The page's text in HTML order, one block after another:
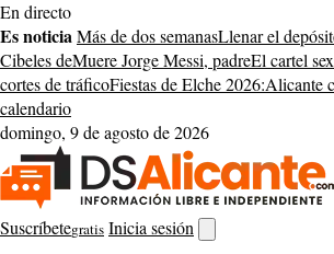
Saltar
al
contenido
En directo
Es noticiaMás de dos semanasLlenar el
Cibeles deMuere Jorge Messi, padreEl cartel
cortes de tráficoFiestas de Elche 2026:Alicante
calendario
domingo, 9 de agosto de 2026
Suscríbetegratis Inicia sesión
buscador